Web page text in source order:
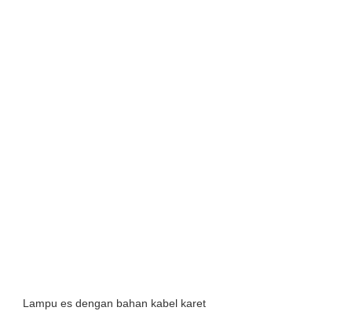
Lampu es dengan bahan kabel karet